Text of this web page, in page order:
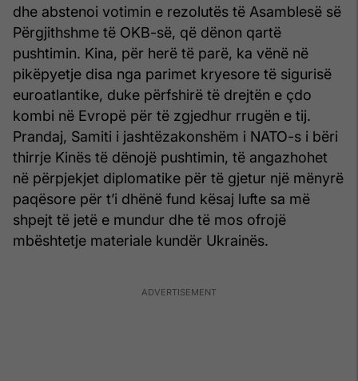
dhe abstenoi votimin e rezolutës të Asamblesë së
Përgjithshme të OKB-së, që dënon qartë
pushtimin. Kina, për herë të parë, ka vënë në
pikëpyetje disa nga parimet kryesore të sigurisë
euroatlantike, duke përfshirë të drejtën e çdo
kombi në Evropë për të zgjedhur rrugën e tij.
Prandaj, Samiti i jashtëzakonshëm i NATO-s i bëri
thirrje Kinës të dënojë pushtimin, të angazhohet
në përpjekjet diplomatike për të gjetur një mënyrë
paqësore për t’i dhënë fund kësaj lufte sa më
shpejt të jetë e mundur dhe të mos ofrojë
mbështetje materiale kundër Ukrainës.